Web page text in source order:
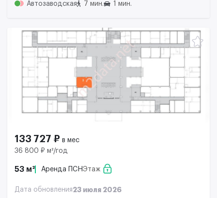
Автозаводская
7 мин. 1 мин.
133 727 ₽ в мес
36 800 ₽ м²/год
53 м² Аренда ПСНЭтаж
Дата обновления23 июля 2026